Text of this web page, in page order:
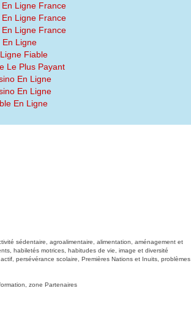
Ligne France
Ligne France
Ligne France
En Ligne
Fiable
Le Plus Payant
En Ligne
En Ligne
En Ligne
sédentaire, agroalimentaire, alimentation, aménagement et
habiletés motrices, habitudes de vie, image et diversité
persévérance scolaire, Premières Nations et Inuits, problèmes
zone Partenaires